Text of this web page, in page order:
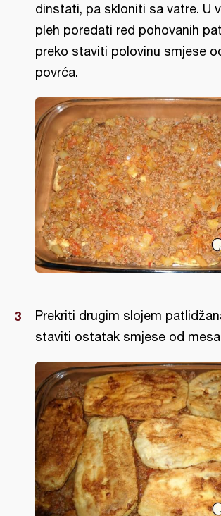
dinstati, pa skloniti sa vatre. U
pleh poredati red pohovanih
preko staviti polovinu smjese
povrća.
Prekriti drugim slojem
staviti ostatak smjese od